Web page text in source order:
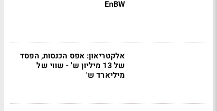
EnBW
אלקטריאון: אפס הכנסות, הפסד
של 13 מיליון ש' - שווי של
מיליארד ש'